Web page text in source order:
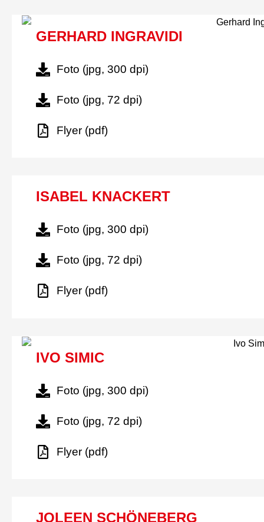
GERHARD INGRAVIDI
Foto (jpg, 300 dpi)
Foto (jpg, 72 dpi)
Flyer (pdf)
ISABEL KNACKERT
Foto (jpg, 300 dpi)
Foto (jpg, 72 dpi)
Flyer (pdf)
IVO SIMIC
Foto (jpg, 300 dpi)
Foto (jpg, 72 dpi)
Flyer (pdf)
JOLEEN SCHÖNEBERG